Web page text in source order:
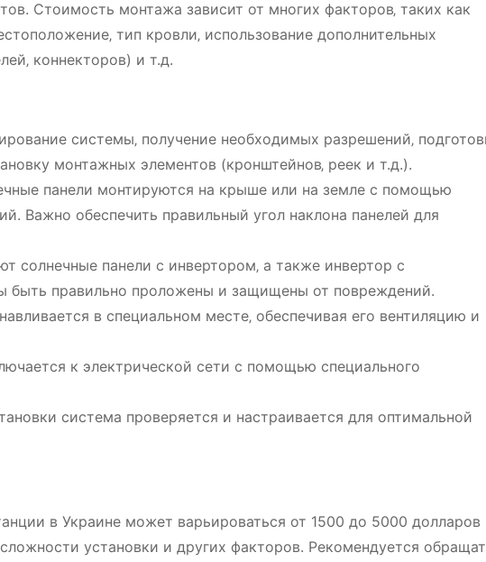
Стоимость монтажа зависит от многих факторов‚ таких как
тип кровли‚ использование дополнительных
коннекторов) и т.д.
системы‚ получение необходимых разрешений‚
монтажных элементов (кронштейнов‚ реек и т.д.).
панели монтируются на крыше или на земле с помощью
Важно обеспечить правильный угол наклона панелей для
солнечные панели с инвертором‚ а также инвертор с
быть правильно проложены и защищены от повреждений.
в специальном месте‚ обеспечивая его вентиляцию и
к электрической сети с помощью специального
система проверяется и настраивается для оптимальной
в Украине может варьироваться от 1500 до 5000 долларов
установки и других факторов. Рекомендуется